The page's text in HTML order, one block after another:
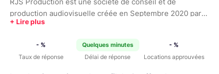
production audiovisuelle créée en Septembre 2020 par
Geoffrey Ludwig, son siège est basé à Strasbourg et le
ou captation d’événement jusqu’à la création d’un sport
publicitaire, en passant par les vidéos d’entreprises et le
contenu pour les réseaux sociaux.
- %
Taux de réponse
Quelques minutes
Délai de réponse
- %
Locations approuvées